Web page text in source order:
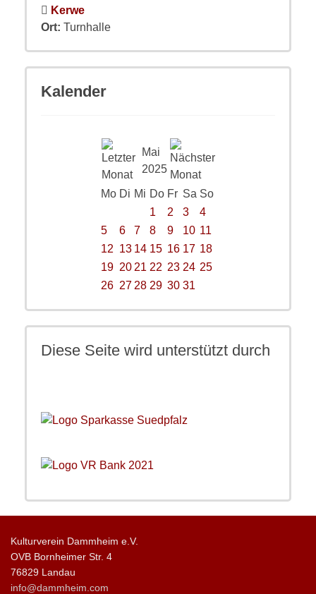
Kerwe
Ort: Turnhalle
Kalender
Mai
2025
Mo Di Mi Do Fr Sa So
1
2 3
4
5
6 7 8 9 10 11
12 13 14 15 16 17 18
19 20 21 22 23 24 25
26 27 28 29 30 31
Diese Seite wird unterstützt durch
Kulturverein Dammheim e.V.
OVB Bornheimer Str. 4
76829 Landau
info@dammheim.com